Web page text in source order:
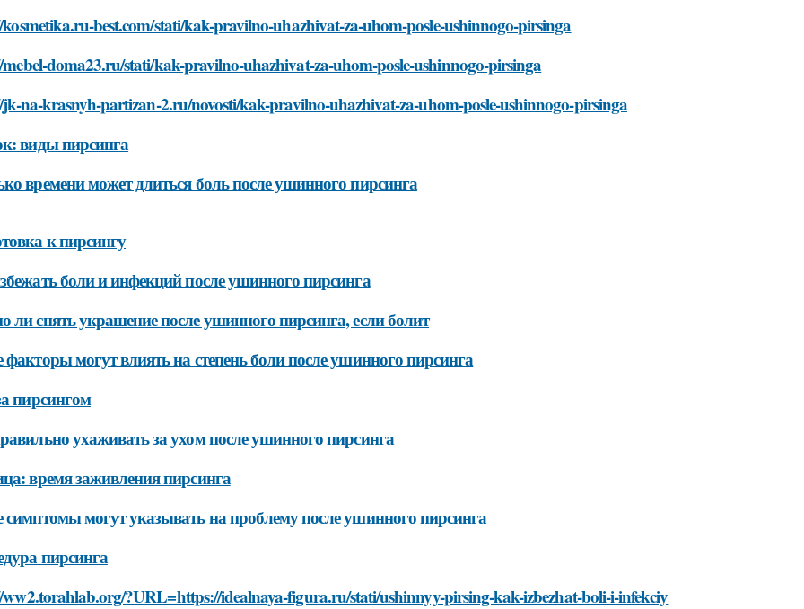
best.com/stati/kak-pravilno-uhazhivat-za-uhom-posle-ushinnogo-pirsinga
doma23.ru/stati/kak-pravilno-uhazhivat-za-uhom-posle-ushinnogo-pirsinga
na-krasnyh-partizan-2.ru/novosti/kak-pravilno-uhazhivat-za-uhom-posle-ushinnogo-pirsinga
виды пирсинга
времени может длиться боль после ушинного пирсинга
к пирсингу
боли и инфекций после ушинного пирсинга
ли снять украшение после ушинного пирсинга, если болит
могут влиять на степень боли после ушинного пирсинга
пирсингом
ухаживать за ухом после ушинного пирсинга
время заживления пирсинга
симптомы могут указывать на проблему после ушинного пирсинга
пирсинга
?URL=https://idealnaya-figura.ru/stati/ushinnyy-pirsing-kak-izbezhat-boli-i-infekciy